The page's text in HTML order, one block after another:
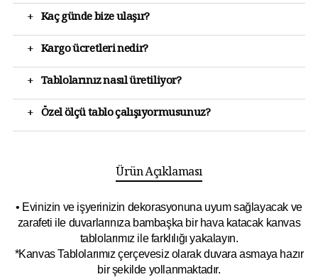
+ Kaç günde bize ulaşır?
+ Kargo ücretleri nedir?
+ Tablolarınız nasıl üretiliyor?
+ Özel ölçü tablo çalışıyormusunuz?
Ürün Açıklaması
• Evinizin ve işyerinizin dekorasyonuna uyum sağlayacak ve
zarafeti ile duvarlarınıza bambaşka bir hava katacak kanvas
tablolarımız ile farklılığı yakalayın.
*Kanvas Tablolarımız çerçevesiz olarak duvara asmaya hazır
bir şekilde yollanmaktadır.